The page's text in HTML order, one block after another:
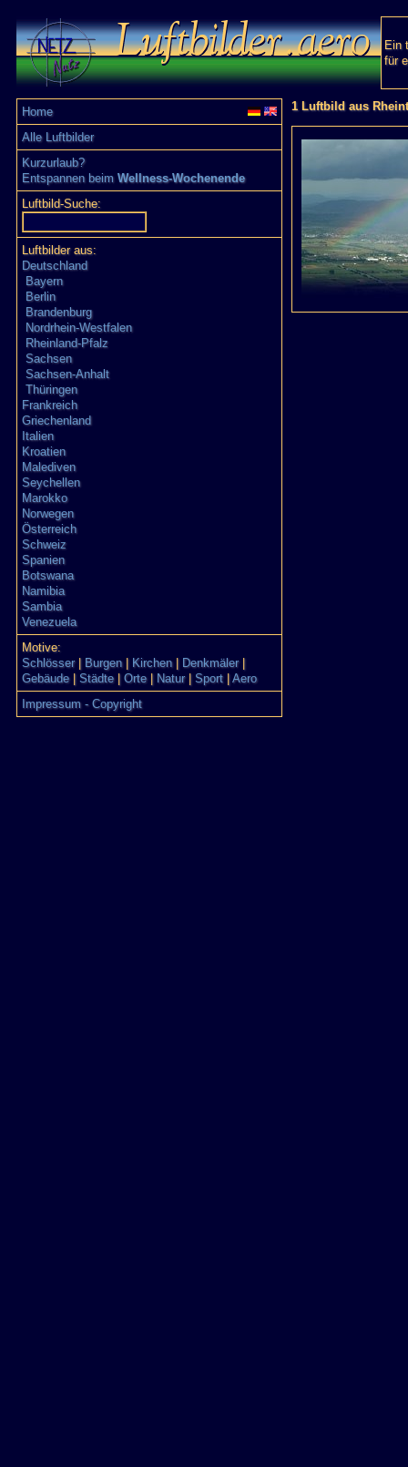
Ein
für
Home
Alle Luftbilder
Kurzurlaub?
Entspannen beim Wellness-Wochenende
Luftbild-Suche:
Luftbilder aus:
Deutschland
Bayern
Berlin
Brandenburg
Nordrhein-Westfalen
Rheinland-Pfalz
Sachsen
Sachsen-Anhalt
Thüringen
Frankreich
Griechenland
Italien
Kroatien
Malediven
Seychellen
Marokko
Norwegen
Österreich
Schweiz
Spanien
Botswana
Namibia
Sambia
Venezuela
Motive:
Schlösser| Burgen| Kirchen| Denkmäler|
Gebäude| Städte| Orte| Natur| Sport
Aero
Impressum - Copyright
1 Luftbild aus